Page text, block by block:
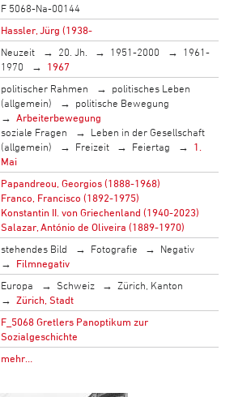
F 5068-Na-00144
Hassler, Jürg (1938-
Neuzeit 20. Jh. 1951-2000
1961-
1970
1967
politischer Rahmen
politisches Leben
(allgemein)
politische Bewegung
Arbeiterbewegung
soziale Fragen
Leben in der Gesellschaft
(allgemein)
Freizeit Feiertag
1.
Mai
Papandreou, Georgios (1888-1968)
Franco, Francisco (1892-1975)
Konstantin II. von Griechenland (1940-2023)
Salazar, António de Oliveira (1889-1970)
stehendes Bild Fotografie
Negativ
Filmnegativ
Europa Schweiz
Zürich, Kanton
Zürich, Stadt
F_5068 Gretlers Panoptikum zur
Sozialgeschichte
mehr…